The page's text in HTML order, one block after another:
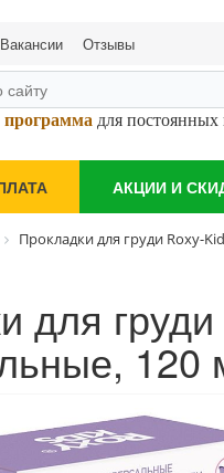
Вакансии Отзывы
программа для постоянных
АКЦИИ И
Прокладки для груди Roxy-
для
120